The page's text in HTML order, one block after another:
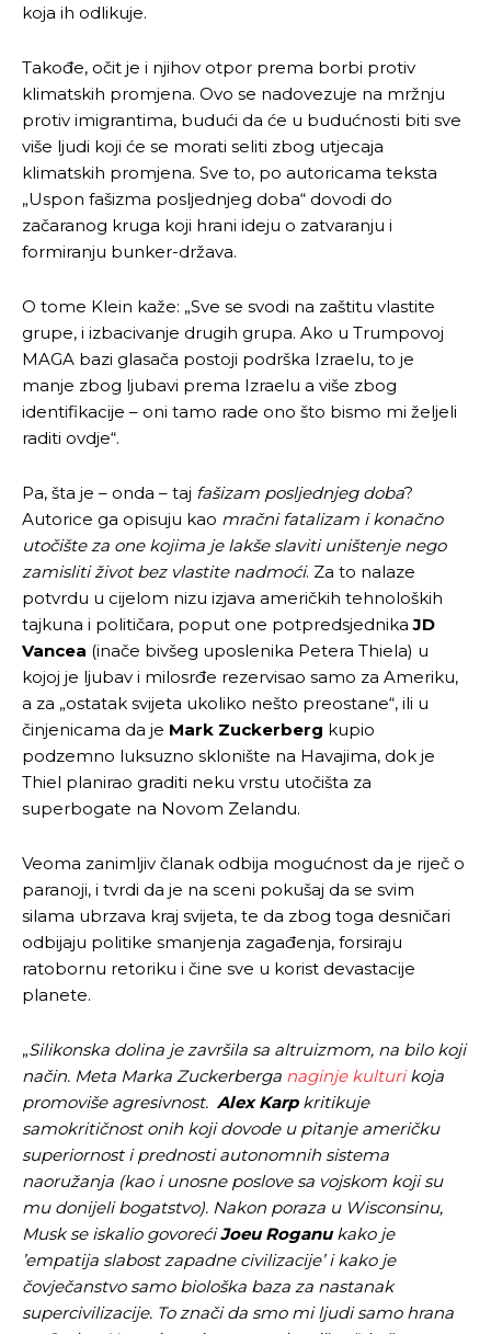
Pusti priču da živi!
Ovim putem želimo da vam se zahvalimo što ste
odlučili da pustite Vašu priču da živi, Redakcija
Objavi.ba
[wpuf_form id=”7463”]
Pusti priču da živi!
Ovim putem želimo da vam se zahvalimo što ste
odlučili da pustite Vašu priču da živi, Redakcija
Objavi.ba
[wpuf_form id=”7463”]
koja ih odlikuje.
Takođe, očit je i njihov otpor prema borbi protiv
klimatskih promjena. Ovo se nadovezuje na mržnju
protiv imigrantima, budući da će u budućnosti biti sve
više ljudi koji će se morati seliti zbog utjecaja
klimatskih promjena. Sve to, po autoricama teksta
„Uspon fašizma posljednjeg doba“ dovodi do
začaranog kruga koji hrani ideju o zatvaranju i
formiranju bunker-država.
O tome Klein kaže: „Sve se svodi na zaštitu vlastite
grupe, i izbacivanje drugih grupa. Ako u Trumpovoj
MAGA bazi glasača postoji podrška Izraelu, to je
manje zbog ljubavi prema Izraelu a više zbog
identifikacije – oni tamo rade ono što bismo mi željeli
raditi ovdje“.
Pa, šta je – onda – taj fašizam posljednjeg doba?
Autorice ga opisuju kao mračni fatalizam i konačno
utočište za one kojima je lakše slaviti uništenje nego
zamisliti život bez vlastite nadmoći. Za to nalaze
potvrdu u cijelom nizu izjava američkih tehnoloških
tajkuna i političara, poput one potpredsjednikaJD
Vancea (inače bivšeg uposlenika Petera Thiela) u
kojoj je ljubav i milosrđe rezervisao samo za Ameriku,
a za „ostatak svijeta ukoliko nešto preostane“, ili u
činjenicama da je Mark Zuckerberg kupio
podzemno luksuzno sklonište na Havajima, dok je
Thiel planirao graditi neku vrstu utočišta za
superbogate na Novom Zelandu.
Veoma zanimljiv članak odbija mogućnost da je riječ o
paranoji, i tvrdi da je na sceni pokušaj da se svim
silama ubrzava kraj svijeta, te da zbog toga desničari
odbijaju politike smanjenja zagađenja, forsiraju
ratobornu retoriku i čine sve u korist devastacije
planete.
„Silikonska dolina je završila sa altruizmom, na bilo koji
način. Meta Marka Zuckerberga naginje kulturikoja
promoviše agresivnost. Alex Karpkritikuje
samokritičnost onih koji dovode u pitanje američku
superiornost i prednosti autonomnih sistema
naoružanja (kao i unosne poslove sa vojskom koji su
mu donijeli bogatstvo). Nakon poraza u Wisconsinu,
Musk se iskalio govorećiJoeu Roganukako je
’empatija slabost zapadne civilizacije’ i kako je
čovječanstvo samo biološka baza za nastanak
supercivilizacije. To znači da smo mi ljudi samo hrana